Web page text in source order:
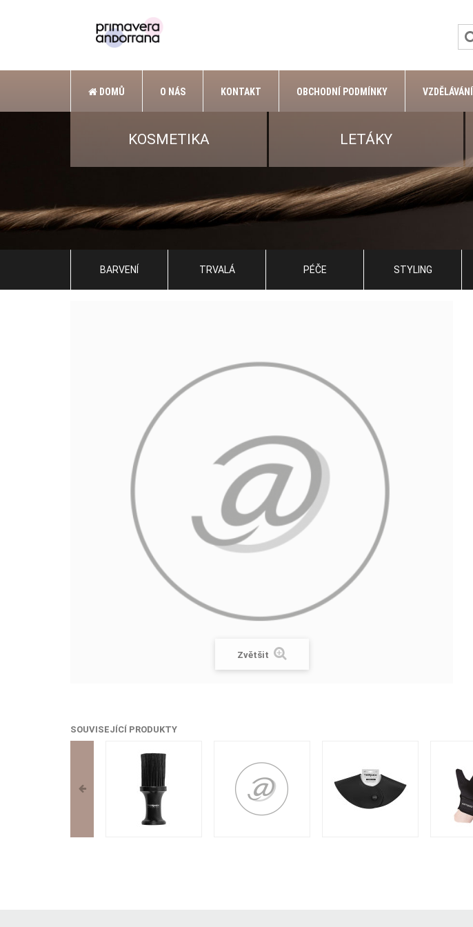
DOMŮ O NÁS KONTAKT OBCHODNÍ PODMÍNKY VZDĚLÁVÁNÍ
KOSMETIKA LETÁKY
BARVENÍ TRVALÁ PÉČE STYLING
Zvětšit
SOUVISEJÍCÍ PRODUKTY